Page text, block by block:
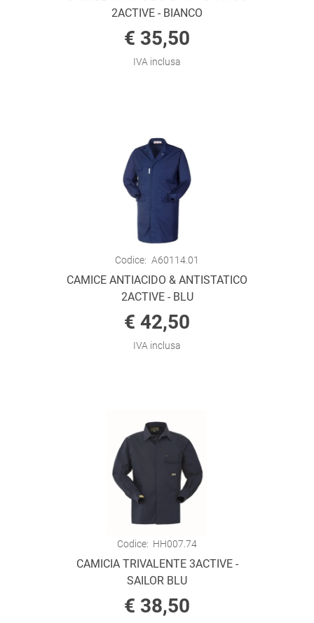
2ACTIVE - BIANCO
€ 35,50
IVA inclusa
Codice: A60114.01
CAMICE ANTIACIDO & ANTISTATICO
2ACTIVE - BLU
€ 42,50
IVA inclusa
Codice: HH007.74
CAMICIA TRIVALENTE 3ACTIVE -
SAILOR BLU
€ 38,50